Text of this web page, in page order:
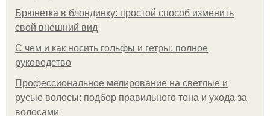
Брюнетка в блондинку: простой способ изменить
свой внешний вид
С чем и как носить гольфы и гетры: полное
руководство
Профессиональное мелирование на светлые и
русые волосы: подбор правильного тона и ухода за
волосами